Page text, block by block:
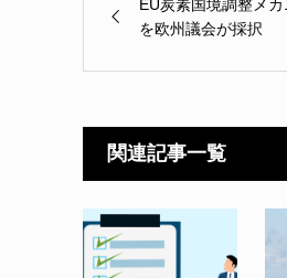
EU炭素国境調整メ
を欧州議会が採択
関連記事一覧